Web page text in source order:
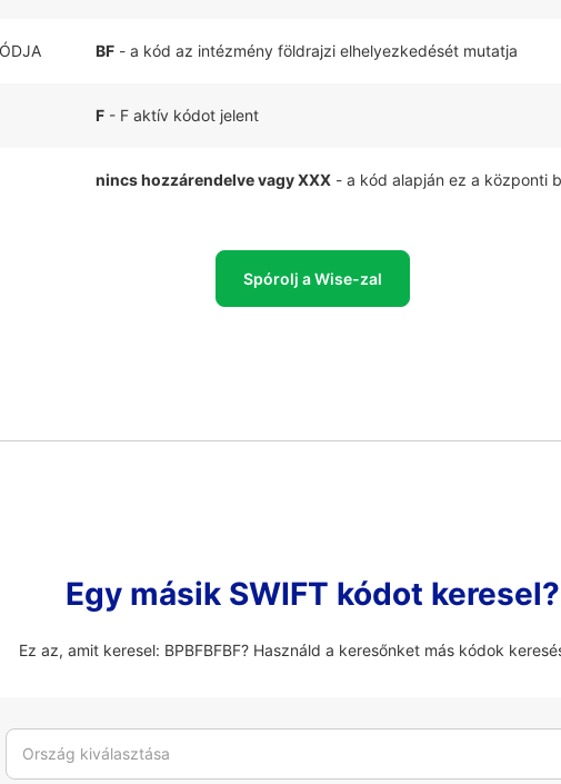
BF - a kód az intézmény földrajzi elhelyezkedését mutatja
F - F aktív kódot jelent
nincs hozzárendelve vagy XXX - a kód alapján ez a központi
Spórolj a Wise-zal
Egy másik SWIFT kódot keresel?
Ez az, amit keresel: BPBFBFBF? Használd a keresőnket más kódok
Ország kiválasztása